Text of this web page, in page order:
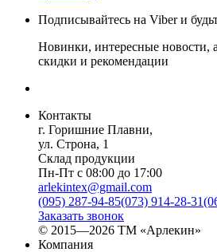
Подписывайтесь на Viber и
Новинки, интересные новости,
скидки и рекомендации
Контакты
г. Горишние Плавни,
ул. Строна, 1
Склад продукции
Пн-Пт с 08:00 до 17:00
arlekintex@gmail.com
(095) 287-94-85(073) 914-28-31
Заказать звонок
© 2015—2026 ТМ «Арлекин»
Компания